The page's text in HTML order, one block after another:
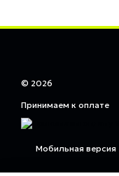
© 2026
Принимаем к оплате
Мобильная версия